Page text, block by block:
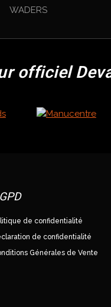
WADERS
officiel
de confidentialité
de confidentialité
Générales de Vente